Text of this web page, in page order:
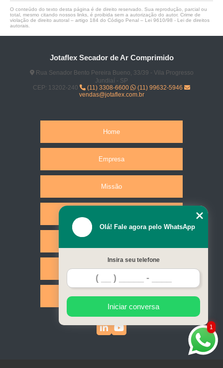
O conteúdo do texto desta página é de direito reservado. Sua reprodução, parcial ou
total, mesmo citando nossos links, é proibida sem a autorização do autor. Crime de
violação de direito autoral – artigo 184 do Código Penal – Lei 9610/98 - Lei de direitos
autorais
Jotaflex Secador de Ar Comprimido
Rua Senador Bento Pereira Bueno, 33/39 - Vila Progresso
Jundiaí - SP
CEP: 13202-240
(11) 3308-6600
(11) 99632-5946
vendas@jotaflex.com.br
Home
Empresa
Missão
Contato
Mapa do site
1
Olá! Fale agora pelo WhatsApp
Insira seu telefone
Iniciar conversa